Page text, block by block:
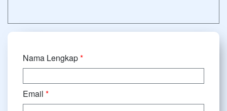
Nama Lengkap*
Email *